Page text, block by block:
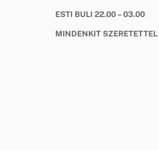
ESTI BULI 22.00 – 03.00
MINDENKIT